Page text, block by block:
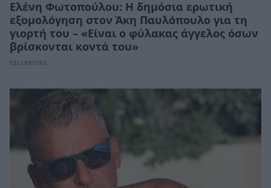
Ελένη Φωτοπούλου: Η δημόσια ερωτική
εξομολόγηση στον Άκη Παυλόπουλο για τη
γιορτή του – «Είναι ο φύλακας άγγελος όσων
βρίσκονται κοντά του»
CELEBRITIES